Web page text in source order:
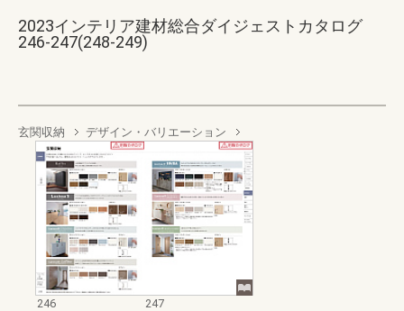
2023インテリア建材総合ダイジェストカタログ
246-247(248-249)
玄関収納 デザイン・バリエーション
246
247